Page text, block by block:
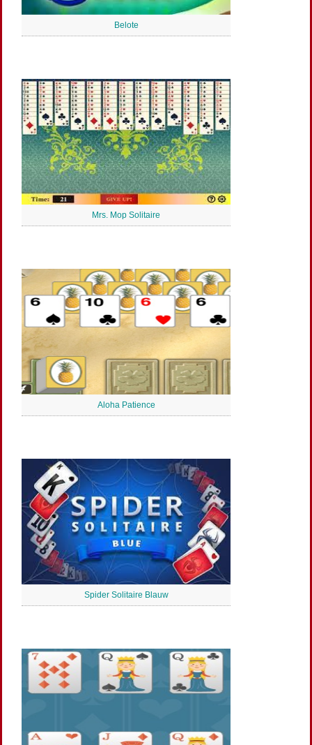
Belote
Mrs. Mop Solitaire
Aloha Patience
Spider Solitaire Blauw